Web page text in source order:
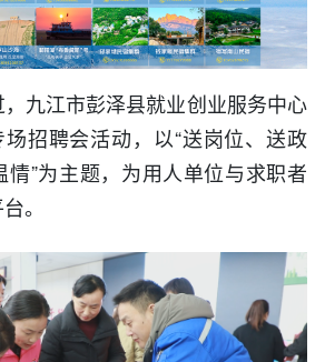
九江市彭泽县就业创业服务中心
场招聘会活动，以“送岗位、送政
”为主题，为用人单位与求职者
。